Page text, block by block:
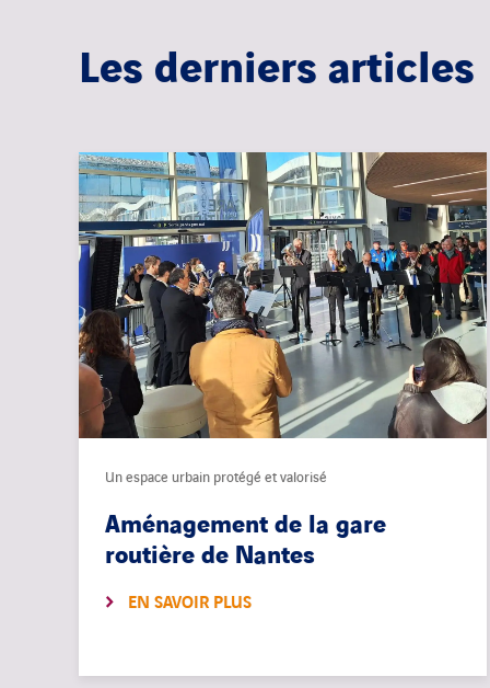
Les derniers articles
Un espace urbain protégé et valorisé
Aménagement de la gare
routière de Nantes
EN SAVOIR PLUS